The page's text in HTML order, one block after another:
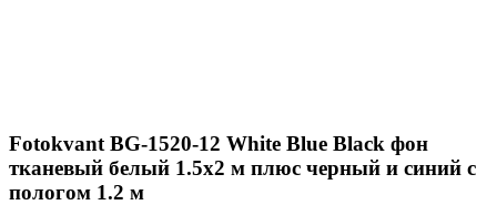
Fotokvant BG-1520-12 White Blue Black фон
тканевый белый 1.5х2 м плюс черный и синий с
пологом 1.2 м